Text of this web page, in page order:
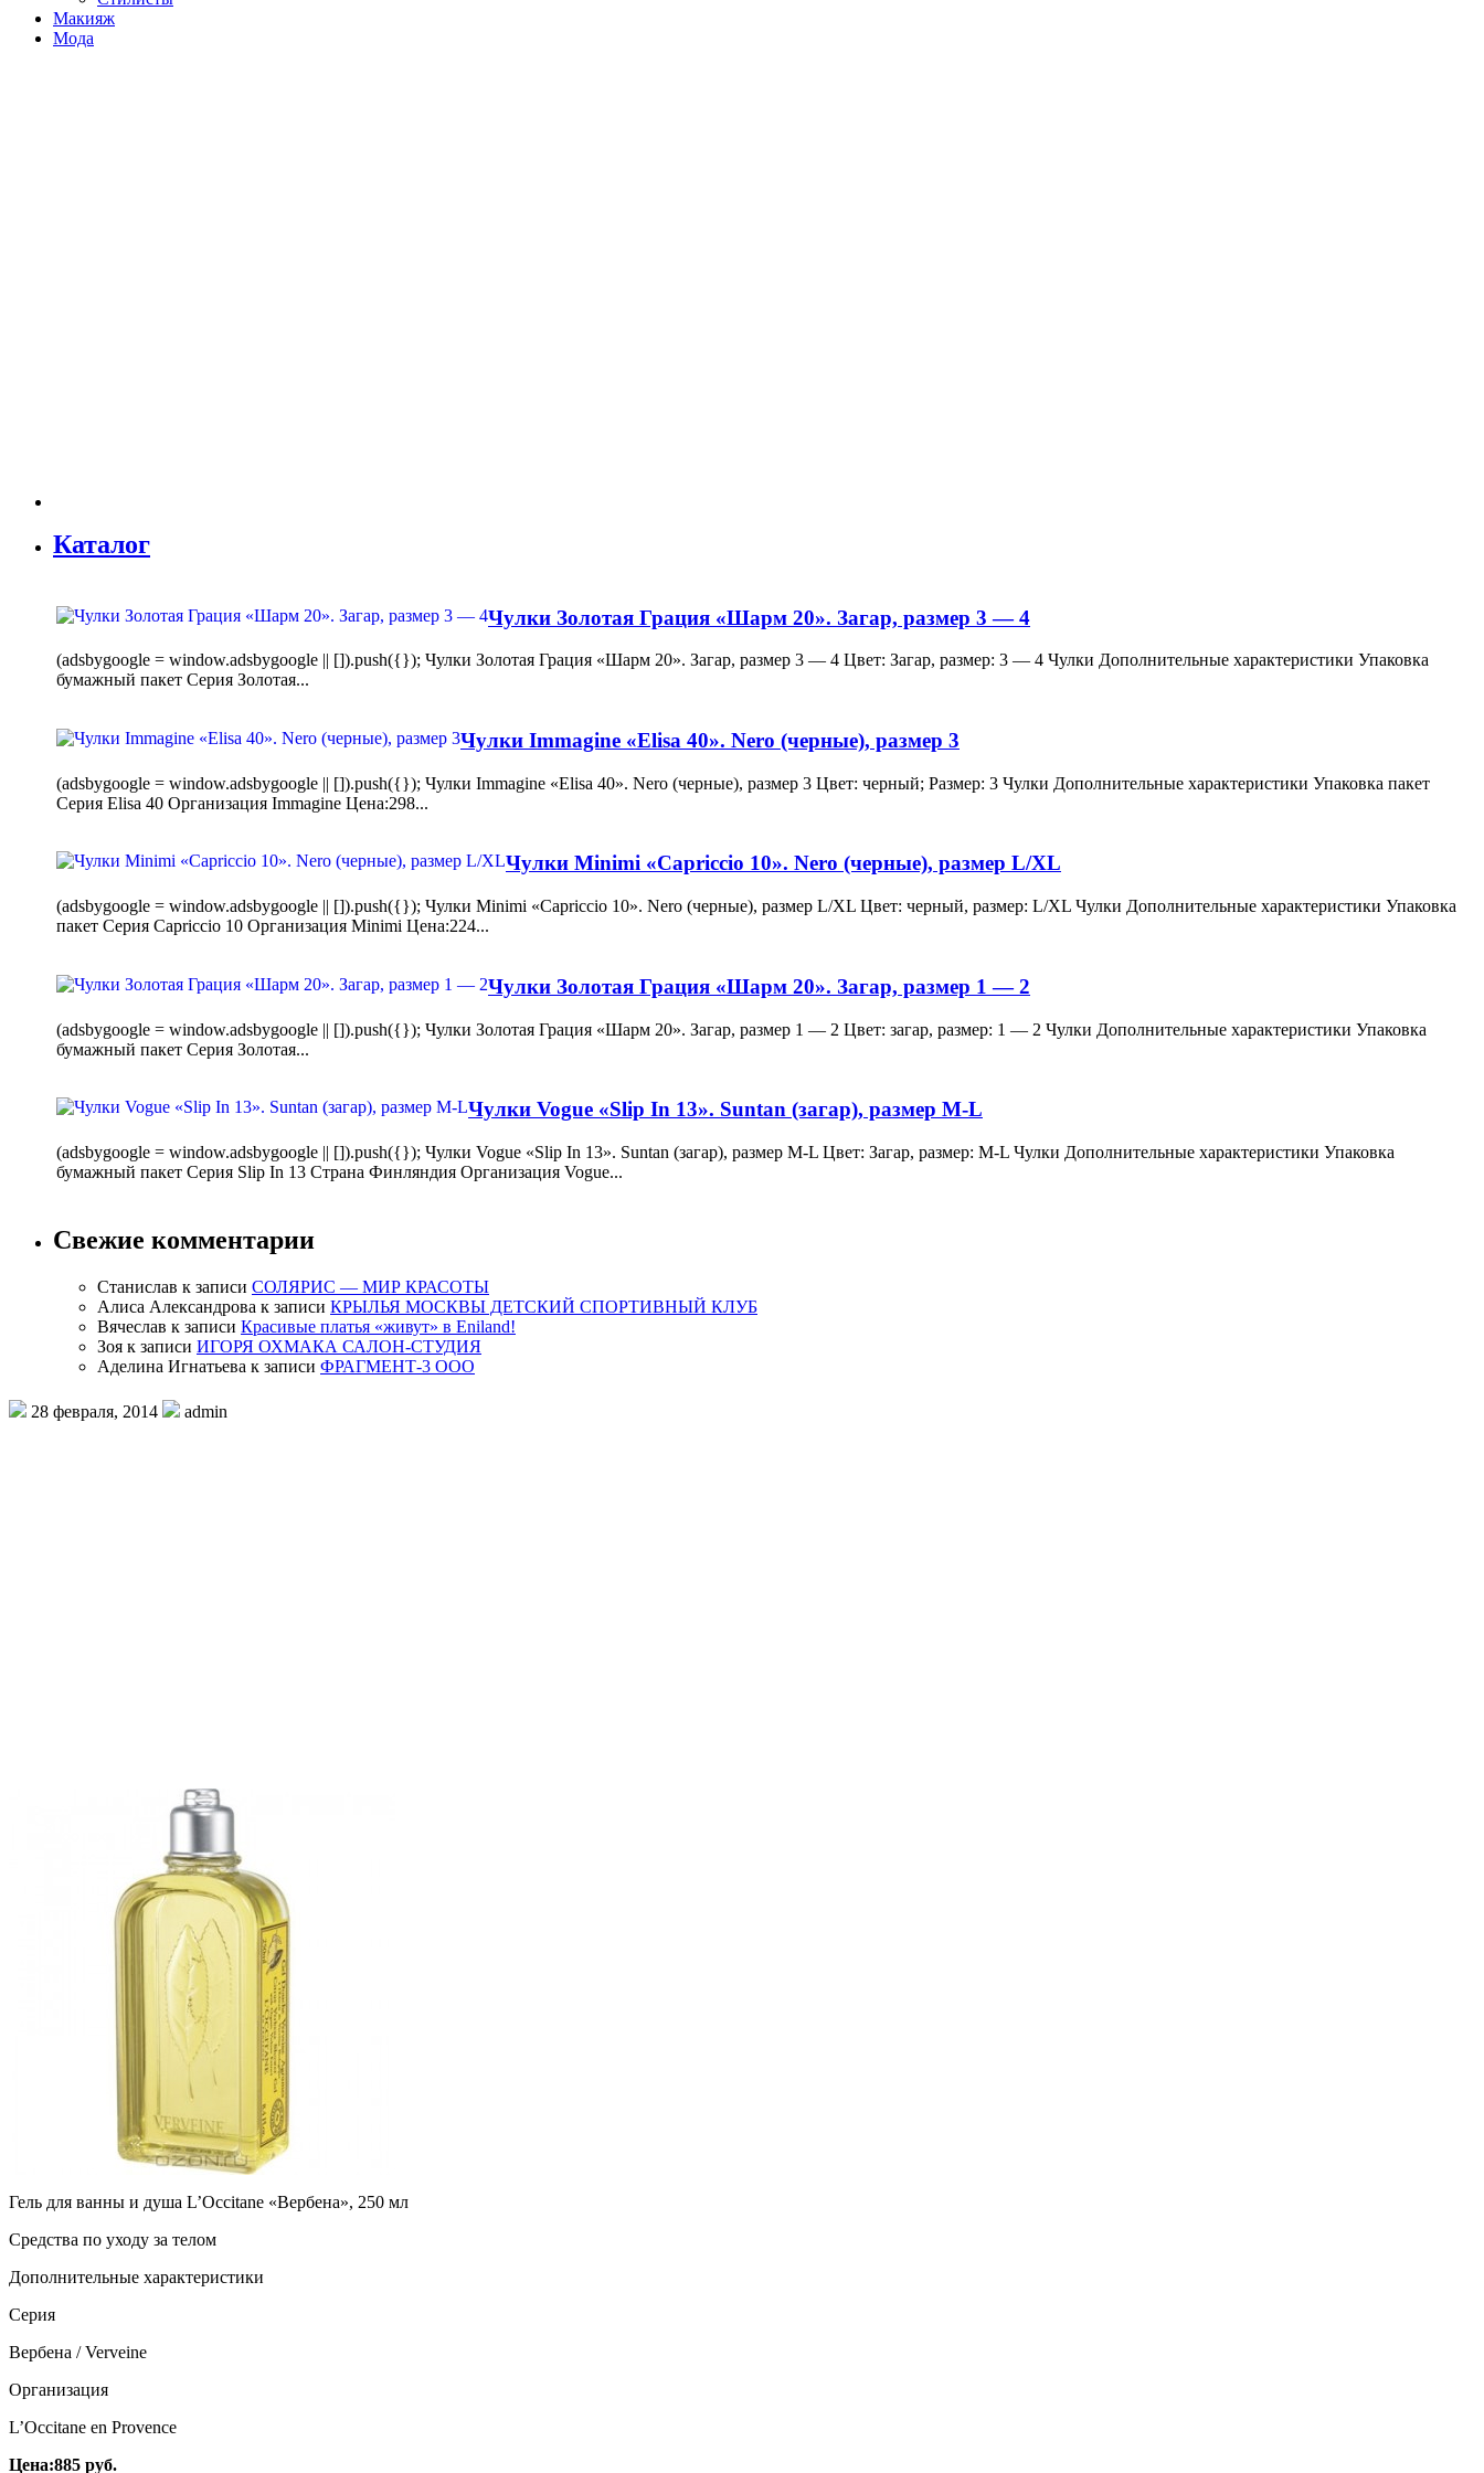
Макияж
Мода
Каталог
Чулки Золотая Грация «Шарм 20». Загар, размер 3 — 4
(adsbygoogle = window.adsbygoogle || []).push({}); Чулки Золотая Грация «Шарм 20». Загар, размер 3 — 4 Цвет: Загар, размер: 3 — 4 Чулки Дополнительные характеристики Упаковка
бумажный пакет Серия Золотая...
Чулки Immagine «Elisa 40». Nero (черные), размер 3
(adsbygoogle = window.adsbygoogle || []).push({}); Чулки Immagine «Elisa 40». Nero (черные), размер 3 Цвет: черный; Размер: 3 Чулки Дополнительные характеристики Упаковка пакет
Серия Elisa 40 Организация Immagine Цена:298...
Чулки Minimi «Capriccio 10». Nero (черные), размер L/XL
(adsbygoogle = window.adsbygoogle || []).push({}); Чулки Minimi «Capriccio 10». Nero (черные), размер L/XL Цвет: черный, размер: L/XL Чулки Дополнительные характеристики Упаковка
пакет Серия Capriccio 10 Организация Minimi Цена:224...
Чулки Золотая Грация «Шарм 20». Загар, размер 1 — 2
(adsbygoogle = window.adsbygoogle || []).push({}); Чулки Золотая Грация «Шарм 20». Загар, размер 1 — 2 Цвет: загар, размер: 1 — 2 Чулки Дополнительные характеристики Упаковка
бумажный пакет Серия Золотая...
Чулки Vogue «Slip In 13». Suntan (загар), размер M-L
(adsbygoogle = window.adsbygoogle || []).push({}); Чулки Vogue «Slip In 13». Suntan (загар), размер M-L Цвет: Загар, размер: M-L Чулки Дополнительные характеристики Упаковка
бумажный пакет Серия Slip In 13 Страна Финляндия Организация Vogue...
Свежие комментарии
Станислав к записи СОЛЯРИС — МИР КРАСОТЫ
Алиса Александрова к записи КРЫЛЬЯ МОСКВЫ ДЕТСКИЙ СПОРТИВНЫЙ КЛУБ
Вячеслав к записи Красивые платья «живут» в Eniland!
Зоя к записи ИГОРЯ ОХМАКА САЛОН-СТУДИЯ
Аделина Игнатьева к записи ФРАГМЕНТ-3 ООО
28 февраля, 2014 admin
Гель для ванны и душа L’Occitane «Вербена», 250 мл
Средства по уходу за телом
Дополнительные характеристики
Серия
Вербена / Verveine
Организация
L’Occitane en Provence
Цена:885 руб.